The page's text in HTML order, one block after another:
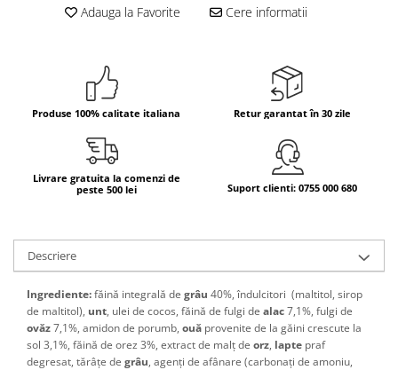
Bauturi aperitive, alcoolice
Sucuri si bauturi racoritoare
Panettone cozonac italian,
Pandoro si Balocco
Produse de panificatie
Produse de patiserie
Adauga la Favorite Cere informatii
Produse 100% calitate italiana Retur garantat în 30 zile
Livrare gratuita la comenzi de
peste 500 lei
Suport clienti: 0755 000 680
Descriere
Ingrediente:făină integrală de grâu 40%, îndulcitori (maltitol, sirop
de maltitol), unt, ulei de cocos, făină de fulgi de alac7,1%, fulgi de
ovăz7,1%, amidon de porumb, ouă provenite de la găini crescute la
sol 3,1%, făină de orez 3%, extract de malț de orz, lapte praf
degresat, tărâțe de grâu, agenți de afânare (carbonați de amoniu,